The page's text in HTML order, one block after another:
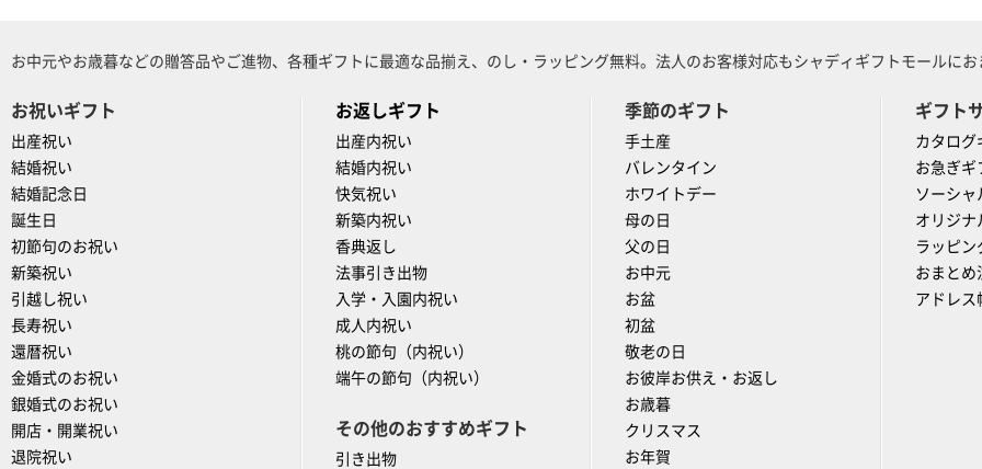
お中元やお歳暮などの贈答品やご進物、各種ギフトに最適な品揃え、のし・ラッピング無料。法人のお客様対応もシャディギフトモールに
お祝いギフト
出産祝い
結婚祝い
結婚記念日
誕生日
初節句のお祝い
新築祝い
引越し祝い
長寿祝い
還暦祝い
金婚式のお祝い
銀婚式のお祝い
開店・開業祝い
退院祝い
お返しギフト
出産内祝い
結婚内祝い
快気祝い
新築内祝い
香典返し
法事引き出物
入学・入園内祝い
成人内祝い
桃の節句（内祝い）
端午の節句（内祝い）
その他のおすすめギフト
引き出物
季節のギフト
手土産
バレンタイン
ホワイトデー
母の日
父の日
お中元
お盆
初盆
敬老の日
お彼岸お供え・お返し
お歳暮
クリスマス
お年賀
ギフト
カタログ
お急ぎギ
ソーシャ
オリジナ
ラッピン
おまとめ
アドレス